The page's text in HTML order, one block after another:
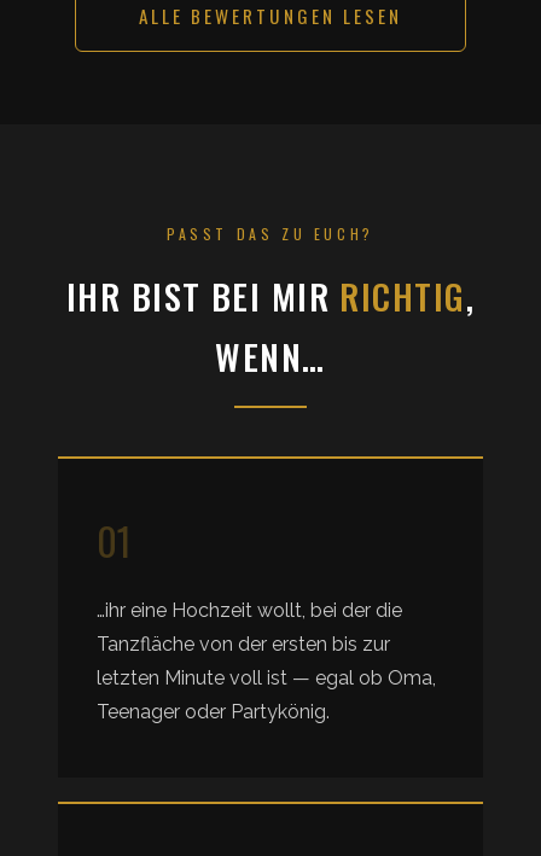
ALLE BEWERTUNGEN LESEN
PASST DAS ZU EUCH?
IHR BIST BEI MIR RICHTIG,
WENN…
01
…ihr eine Hochzeit wollt, bei der die
Tanzfläche von der ersten bis zur
letzten Minute voll ist — egal ob Oma,
Teenager oder Partykönig.